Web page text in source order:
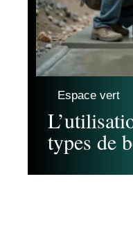
Espace vert
types de